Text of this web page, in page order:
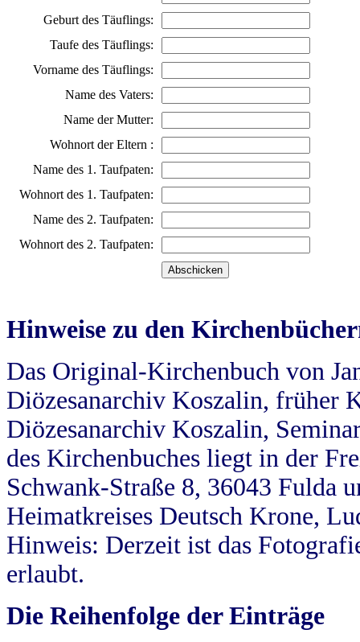
Geburt des Täuflings:
Taufe des Täuflings:
Vorname des Täuflings:
Name des Vaters:
Name der Mutter:
Wohnort der Eltern :
Name des 1. Taufpaten:
Wohnort des 1. Taufpaten:
Name des 2. Taufpaten:
Wohnort des 2. Taufpaten:
Hinweise zu den
Das Original-Kirchenbuch von
Diözesanarchiv Koszalin, früher
Diözesanarchiv Koszalin,
des Kirchenbuches liegt in der
Schwank-Straße 8, 36043 Fulda
Heimatkreises Deutsch Krone,
Hinweis: Derzeit ist das
erlaubt.
Die Reihenfolge der Einträge